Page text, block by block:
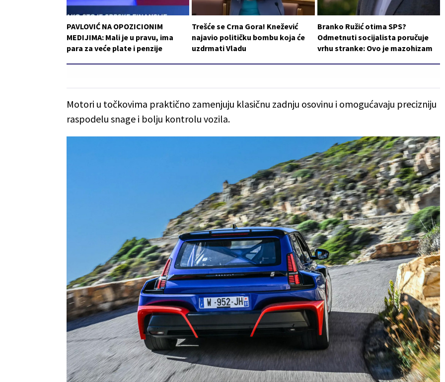
PAVLOVIĆ NA OPOZICIONIM
MEDIJIMA: Mali je u pravu, ima
para za veće plate i penzije
Trešće se Crna Gora! Knežević
najavio političku bombu koja će
uzdrmati Vladu
Branko Ružić otima SPS?
Odmetnuti socijalista poručuje
vrhu stranke: Ovo je mazohizam
Motori u točkovima praktično zamenjuju klasičnu zadnju osovinu i omogućavaju precizniju
raspodelu snage i bolju kontrolu vozila.